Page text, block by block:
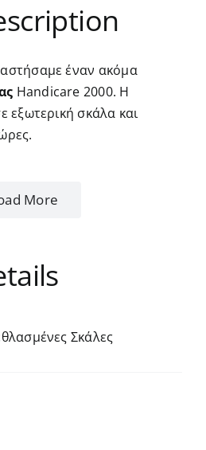
έναν ακόμα
Handicare 2000. Η
εξωτερική σκάλα και
More
Σκάλες